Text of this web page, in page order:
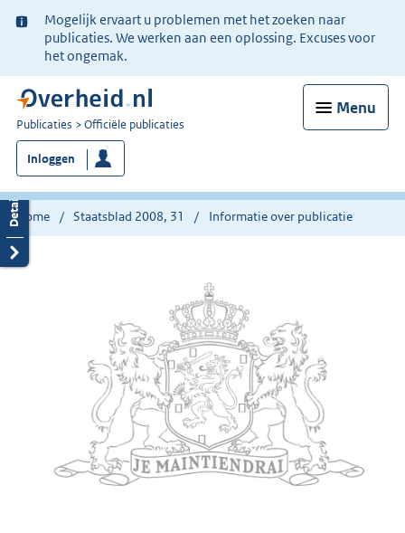
Ter
informatie:
Mogelijk ervaart u problemen met het zoeken naar
publicaties. We werken aan een oplossing. Excuses voor
het ongemak.
Menu
U
bent
nu
hier:
Publicaties Officiële publicaties
Inloggen
Home Staatsblad 2008, 31 Informatie over publicatie